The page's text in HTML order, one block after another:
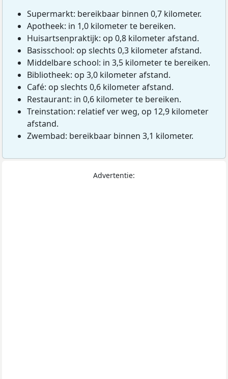
Supermarkt: bereikbaar binnen 0,7 kilometer.
Apotheek: in 1,0 kilometer te bereiken.
Huisartsenpraktijk: op 0,8 kilometer afstand.
Basisschool: op slechts 0,3 kilometer afstand.
Middelbare school: in 3,5 kilometer te bereiken.
Bibliotheek: op 3,0 kilometer afstand.
Café: op slechts 0,6 kilometer afstand.
Restaurant: in 0,6 kilometer te bereiken.
Treinstation: relatief ver weg, op 12,9 kilometer
afstand.
Zwembad: bereikbaar binnen 3,1 kilometer.
Advertentie: